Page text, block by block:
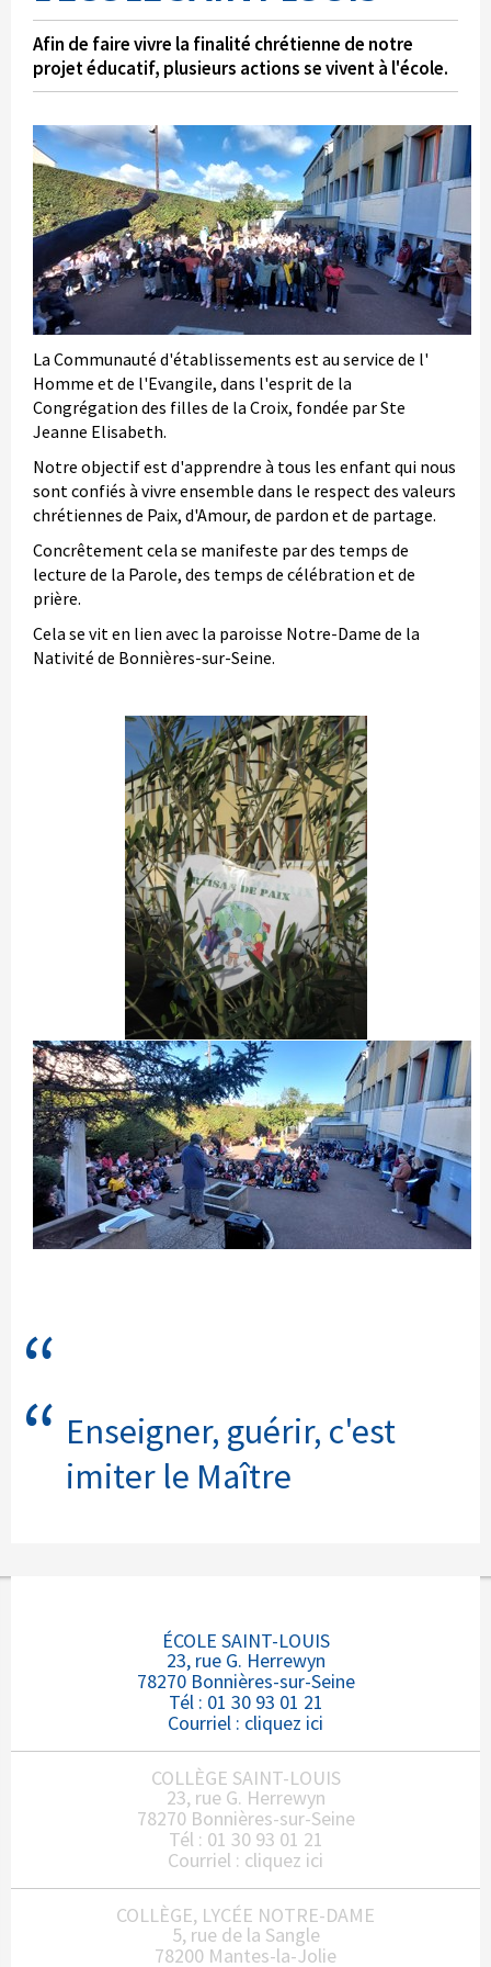
Afin de faire vivre la finalité chrétienne de notre
projet éducatif, plusieurs actions se vivent à l'école.
La Communauté d'établissements est au service de l'
Homme et de l'Evangile, dans l'esprit de la
Congrégation des filles de la Croix, fondée par Ste
Jeanne Elisabeth.
Notre objectif est d'apprendre à tous les enfant qui nous
sont confiés à vivre ensemble dans le respect des valeurs
chrétiennes de Paix, d'Amour, de pardon et de partage.
Concrêtement cela se manifeste par des temps de
lecture de la Parole, des temps de célébration et de
prière.
Cela se vit en lien avec la paroisse Notre-Dame de la
Nativité de Bonnières-sur-Seine.
Enseigner, guérir, c'est
imiter le Maître
ÉCOLE SAINT-LOUIS
23, rue G. Herrewyn
78270 Bonnières-sur-Seine
Tél : 01 30 93 01 21
Courriel : cliquez ici
COLLÈGE SAINT-LOUIS
23, rue G. Herrewyn
78270 Bonnières-sur-Seine
Tél : 01 30 93 01 21
Courriel : cliquez ici
COLLÈGE, LYCÉE NOTRE-DAME
5, rue de la Sangle
78200 Mantes-la-Jolie